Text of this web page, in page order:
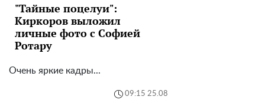
"Тайные поцелуи":
Киркоров выложил
личные фото с Софией
Ротару
Очень яркие кадры...
09:15 25.08